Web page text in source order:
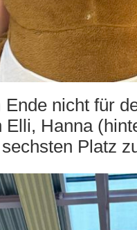
nicht für
Hanna
Platz